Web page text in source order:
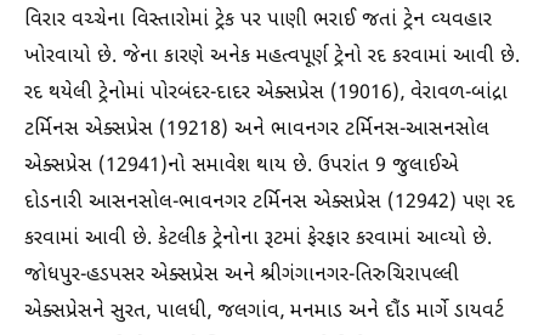
વિરાર વચ્ચેના વિસ્તારોમાં ટ્રેક પર પાણી ભરાઈ જતાં ટ્રેન વ્યવહાર
ખોરવાયો છે. જેના કારણે અનેક મહત્વપૂર્ણ ટ્રેનો રદ કરવામાં આવી છે.
રદ થયેલી ટ્રેનોમાં પોરબંદર-દાદર એક્સપ્રેસ (19016), વેરાવળ-બાંદ્રા
ટર્મિનસ એક્સપ્રેસ (19218) અને ભાવનગર ટર્મિનસ-આસનસોલ
એક્સપ્રેસ (12941)નો સમાવેશ થાય છે. ઉપરાંત 9 જુલાઈએ
દોડનારી આસનસોલ-ભાવનગર ટર્મિનસ એક્સપ્રેસ (12942) પણ રદ
કરવામાં આવી છે. કેટલીક ટ્રેનોના રૂટમાં ફેરફાર કરવામાં આવ્યો છે.
જોધપુર-હડપસર એક્સપ્રેસ અને શ્રીગંગાનગર-તિરુચિરાપલ્લી
એક્સપ્રેસને સુરત, પાલધી, જલગાંવ, મનમાડ અને દૌંડ માર્ગે ડાયવર્ટ